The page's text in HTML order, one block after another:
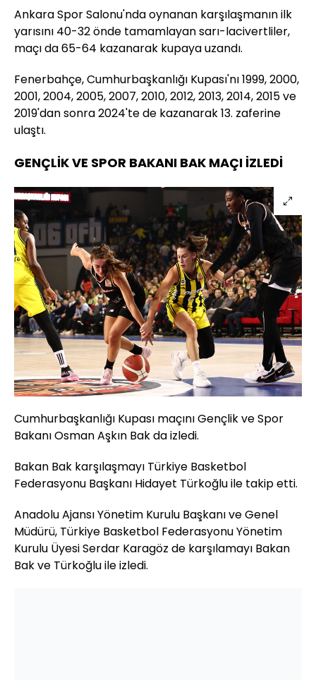
Ankara Spor Salonu'nda oynanan karşılaşmanın ilk
yarısını 40-32 önde tamamlayan sarı-lacivertliler,
maçı da 65-64 kazanarak kupaya uzandı.
Fenerbahçe, Cumhurbaşkanlığı Kupası'nı 1999, 2000,
2001, 2004, 2005, 2007, 2010, 2012, 2013, 2014, 2015 ve
2019'dan sonra 2024'te de kazanarak 13. zaferine
ulaştı.
GENÇLİK VE SPOR BAKANI BAK MAÇI İZLEDİ
Cumhurbaşkanlığı Kupası maçını Gençlik ve Spor
Bakanı Osman Aşkın Bak da izledi.
Bakan Bak karşılaşmayı Türkiye Basketbol
Federasyonu Başkanı Hidayet Türkoğlu ile takip etti.
Anadolu Ajansı Yönetim Kurulu Başkanı ve Genel
Müdürü, Türkiye Basketbol Federasyonu Yönetim
Kurulu Üyesi Serdar Karagöz de karşılamayı Bakan
Bak ve Türkoğlu ile izledi.